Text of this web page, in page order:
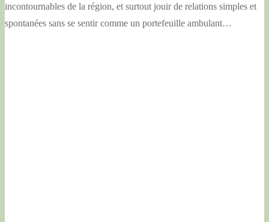
incontournables de la région, et surtout jouir de relations simples et
spontanées sans se sentir comme un portefeuille ambulant…